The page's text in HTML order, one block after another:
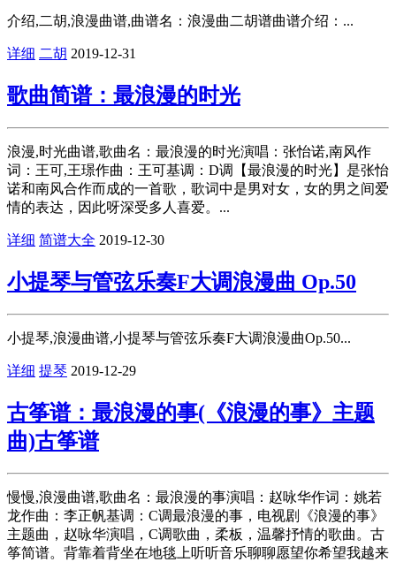
介绍,二胡,浪漫曲谱,曲谱名：浪漫曲二胡谱曲谱介绍：...
详细 二胡 2019-12-31
歌曲简谱：最浪漫的时光
浪漫,时光曲谱,歌曲名：最浪漫的时光演唱：张怡诺,南风作
词：王可,王璟作曲：王可基调：D调【最浪漫的时光】是张怡
诺和南风合作而成的一首歌，歌词中是男对女，女的男之间爱
情的表达，因此呀深受多人喜爱。...
详细 简谱大全 2019-12-30
小提琴与管弦乐奏F大调浪漫曲 Op.50
小提琴,浪漫曲谱,小提琴与管弦乐奏F大调浪漫曲Op.50...
详细 提琴 2019-12-29
古筝谱：最浪漫的事(《浪漫的事》主题
曲)古筝谱
慢慢,浪漫曲谱,歌曲名：最浪漫的事演唱：赵咏华作词：姚若
龙作曲：李正帆基调：C调最浪漫的事，电视剧《浪漫的事》
主题曲，赵咏华演唱，C调歌曲，柔板，温馨抒情的歌曲。古
筝简谱。背靠着背坐在地毯上听听音乐聊聊愿望你希望我越来